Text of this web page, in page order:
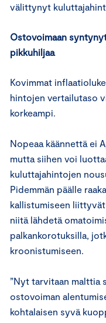
välittynyt
Ostovoimaan
pikkuhiljaa
Kovimmat
hintojen vertailutaso
korkeampi.
Nopeaa käännettä ei
mutta siihen voi
kuluttajahintojen
Pidemmän päälle
kallistumiseen
niitä lähdetä
palkankorotuksilla,
kroonistumiseen.
”Nyt tarvitaan malttia
ostovoiman
kohtalaisen syvä